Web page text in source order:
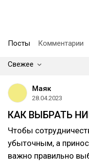
Посты Комментарии
Свежее
Маяк
28.04.2023
КАК ВЫБРАТЬ
Чтобы
убыточным, а
важно правильно